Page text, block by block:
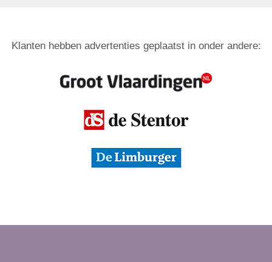
Klanten hebben advertenties geplaatst in onder andere: